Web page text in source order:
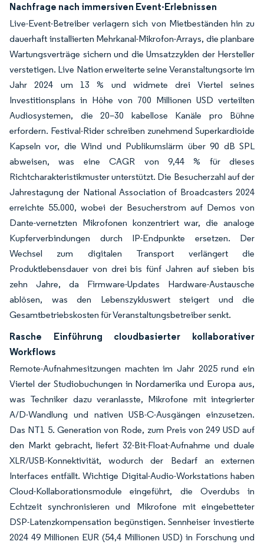
Nachfrage nach immersiven Event-Erlebnissen
Live-Event-Betreiber verlagern sich von Mietbeständen hin zu
dauerhaft installierten Mehrkanal-Mikrofon-Arrays, die planbare
Wartungsverträge sichern und die Umsatzzyklen der Hersteller
verstetigen. Live Nation erweiterte seine Veranstaltungsorte im
Jahr 2024 um 13 % und widmete drei Viertel seines
Investitionsplans in Höhe von 700 Millionen USD verteilten
Audiosystemen, die 20–30 kabellose Kanäle pro Bühne
erfordern. Festival-Rider schreiben zunehmend Superkardioide
Kapseln vor, die Wind und Publikumslärm über 90 dB SPL
abweisen, was eine CAGR von 9,44 % für dieses
Richtcharakteristikmuster unterstützt. Die Besucherzahl auf der
Jahrestagung der National Association of Broadcasters 2024
erreichte 55.000, wobei der Besucherstrom auf Demos von
Dante-vernetzten Mikrofonen konzentriert war, die analoge
Kupferverbindungen durch IP-Endpunkte ersetzen. Der
Wechsel zum digitalen Transport verlängert die
Produktlebensdauer von drei bis fünf Jahren auf sieben bis
zehn Jahre, da Firmware-Updates Hardware-Austausche
ablösen, was den Lebenszykluswert steigert und die
Gesamtbetriebskosten für Veranstaltungsbetreiber senkt.
Rasche Einführung cloudbasierter kollaborativer
Workflows
Remote-Aufnahmesitzungen machten im Jahr 2025 rund ein
Viertel der Studiobuchungen in Nordamerika und Europa aus,
was Techniker dazu veranlasste, Mikrofone mit integrierter
A/D-Wandlung und nativen USB-C-Ausgängen einzusetzen.
Das NT1 5. Generation von Rode, zum Preis von 249 USD auf
den Markt gebracht, liefert 32-Bit-Float-Aufnahme und duale
XLR/USB-Konnektivität, wodurch der Bedarf an externen
Interfaces entfällt. Wichtige Digital-Audio-Workstations haben
Cloud-Kollaborationsmodule eingeführt, die Overdubs in
Echtzeit synchronisieren und Mikrofone mit eingebetteter
DSP-Latenzkompensation begünstigen. Sennheiser investierte
2024 49 Millionen EUR (54,4 Millionen USD) in Forschung und